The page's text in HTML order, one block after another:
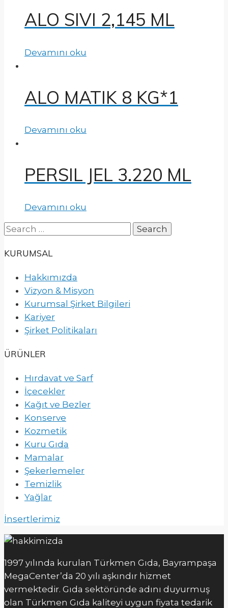
ALO SIVI 2,145 ML
Devamını oku
ALO MATIK 8 KG*1
Devamını oku
PERSIL JEL 3.220 ML
Devamını oku
Search
KURUMSAL
Hakkımızda
Vizyon & Misyon
Kurumsal Şirket Bilgileri
Kariyer
Şirket Politikaları
ÜRÜNLER
Hırdavat ve Sarf
İçecekler
Kağıt ve Bezler
Konserve
Kozmetik
Kuru Gıda
Mamalar
Şekerlemeler
Temizlik
Yağlar
İnsertlerimiz
1997 yılında kurulan Türkmen Gıda, Bayrampaşa
MegaCenter’da 20 yılı aşkındır hizmet
vermektedir. Gıda sektöründe adını duyurmuş
olan Türkmen Gıda kaliteyi uygun fiyata tedarik